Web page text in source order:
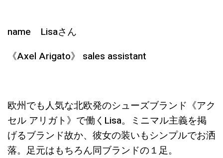
name Lisaさん
《Axel Arigato》 sales assistant
欧州でも人気な北欧発のシューズブランド《アク
セル アリガト》で働くLisa。ミニマル主義を掲
げるブランド故か、彼女の装いもシンプルでお洒
落。足元はもちろん同ブランドの１足。